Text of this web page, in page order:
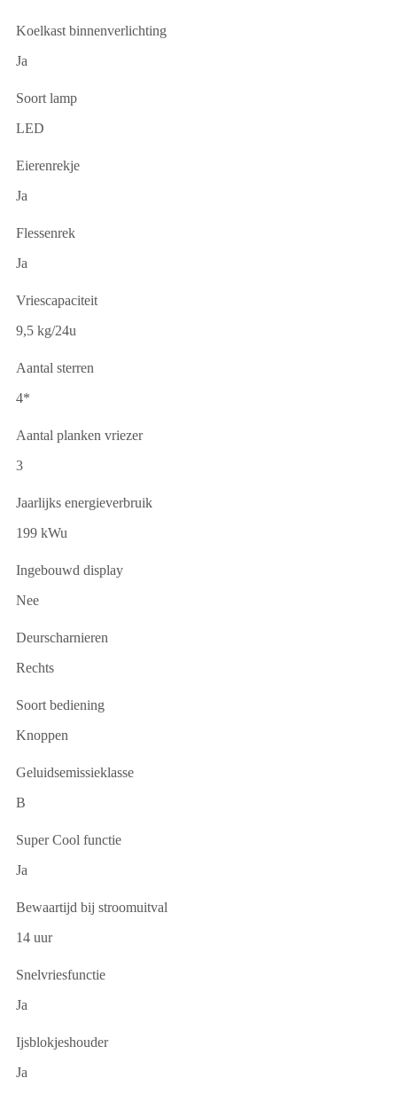
Koelkast binnenverlichting
Ja
Soort lamp
LED
Eierenrekje
Ja
Flessenrek
Ja
Vriescapaciteit
9,5 kg/24u
Aantal sterren
4*
Aantal planken vriezer
3
Jaarlijks energieverbruik
199 kWu
Ingebouwd display
Nee
Deurscharnieren
Rechts
Soort bediening
Knoppen
Geluidsemissieklasse
B
Super Cool functie
Ja
Bewaartijd bij stroomuitval
14 uur
Snelvriesfunctie
Ja
Ijsblokjeshouder
Ja